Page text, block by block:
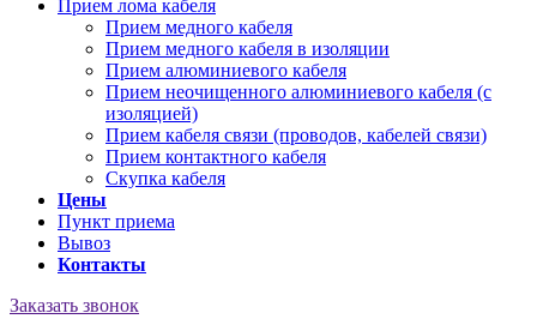
Прием лома кабеля
Прием медного кабеля
Прием медного кабеля в изоляции
Прием алюминиевого кабеля
Прием неочищенного алюминиевого кабеля (с
изоляцией)
Прием кабеля связи (проводов, кабелей связи)
Прием контактного кабеля
Скупка кабеля
Цены
Пункт приема
Вывоз
Контакты
Заказать звонок